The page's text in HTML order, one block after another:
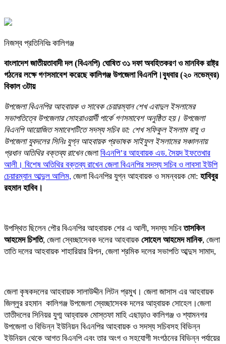
নিজস্ব প্রতিনিধিঃ কালিগঞ্জ
বাংলাদেশ জাতীয়তাবাদী দল (বিএনপি) ঘোষিত ৩১ দফা অবহিতকরণ ও মানবিক রাষ্ট্র
গঠনের লক্ষে গণসমাবেশ করেছে কালিগঞ্জ উপজেলা বিএনপি।বুধবার (২০ নভেম্বর)
বিকাল ৩টায়
উপজেলা বিএনপির আহবায়ক ও সাবেক চেয়ারম্যান শেখ এবাদুল ইসলামের
সভাপতিত্বে উপজেলার সোহরাওয়ার্দী পার্কে গণসমাবেশ অনুষ্ঠিত হয়। উপজেলা
বিএনপি আয়োজিত সমাবেশটিতে সদস্য সচিব ডা: শেখ সফিকুল ইসলাম বাবু ও
উপজেলা যুবদলের সিনিঃ যুগ্ন আহবায়ক প্রভাষক সাইফুল ইসলামের সঞ্চালনায়
প্রধান অতিথির বক্তব্য রাখেনজেলাবিএনপি’র আহবায়ক এড. সৈয়দ ইফতেখার
আলী। বিশেষ অতিথির বক্তব্য রাখেন জেলা বিএনপির সদস্য সচিব ও লাবসা ইউপি
চেয়ারম্যান আব্দুল আলিম, জেলা বিএনপির যুগ্ন আহবায়ক ও সমন্বয়ক মো: হাবিবুর
রহমান হাবিব।
উপস্থিত ছিলেন পৌর বিএনপির আহবায়ক শের এ আলী, সদস্য সচিবতাসকিন
আহমেদ চিশতি, জেলা স্বেচ্ছাসেবক দলের আহবায়ক সোহেল আহমেদ মানিক, জেলা
তাতি দলের আহবায়ক শাহারিয়ার রিপন, জেলা শ্রমিক দলের সভাপতি আব্দুস সামাদ,
জেলা কৃষকদলের আহবায়ক সালাউদ্দীন লিটন প্রমুখ। জেলা জাসাস এর আহবায়ক
জিল্লুর রহমান কালিগঞ্জ উপজেলা স্বেচ্ছাসেবক দলের আহ্বায়ক সোহেল।জেলা
তাতীদলের সিনিয়র যুগ্ম আহ্বায়ক মোস্তফা মাহি এছাড়াও কালিগঞ্জ ও শ্যামনগর
উপজেলা ও বিভিন্ন ইউনিয়ন বিএনপির আহবায়ক ও সদস্য সচিবসহ বিভিন্ন
ইউনিয়ন থেকে আগত বিএনপি এবং তার অংগ ও সহযোগী সংগঠনের বিভিন্ন পর্যায়ের